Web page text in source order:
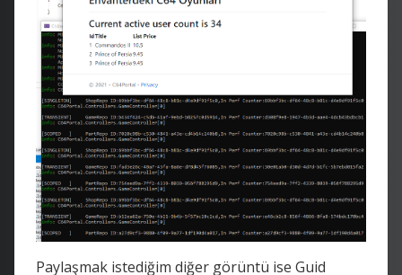
Paylaşmak istediğim diğer görüntü ise Guid